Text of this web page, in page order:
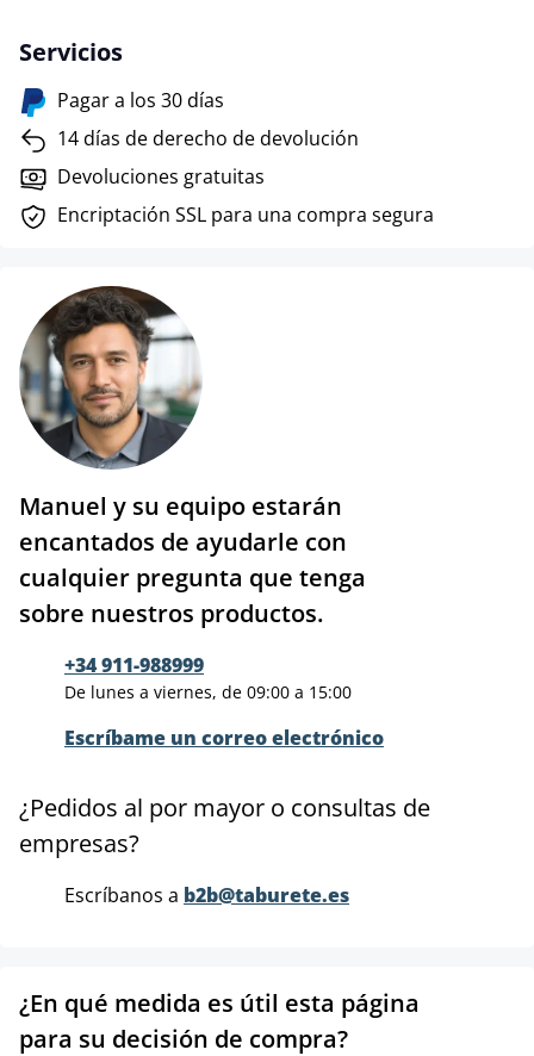
Servicios
Pagar a los 30 días
14 días de derecho de devolución
Devoluciones gratuitas
Encriptación SSL para una compra segura
Manuel y su equipo estarán
encantados de ayudarle con
cualquier pregunta que tenga
sobre nuestros productos.
+34 911-988999
De lunes a viernes, de 09:00 a 15:00
Escríbame un correo electrónico
¿Pedidos al por mayor o consultas de
empresas?
Escríbanos a b2b@taburete.es
¿En qué medida es útil esta página
para su decisión de compra?